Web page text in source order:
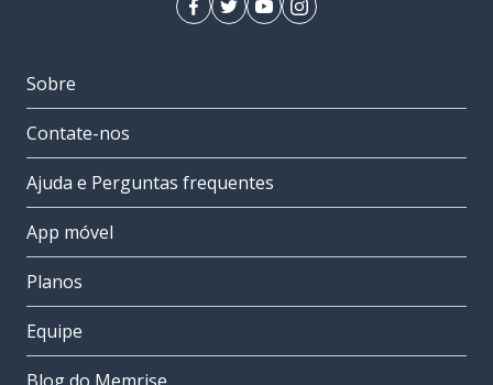
Sobre
Contate-nos
Ajuda e Perguntas frequentes
App móvel
Planos
Equipe